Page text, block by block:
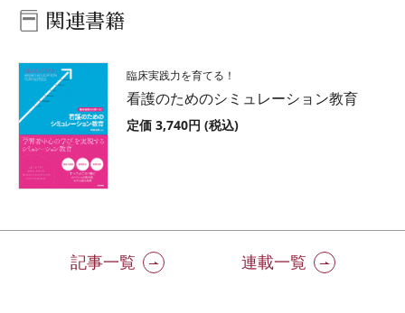
関連書籍
臨床実践力を育てる！
看護のためのシミュレーション教育
定価 3,740円 (税込)
記事一覧 連載一覧